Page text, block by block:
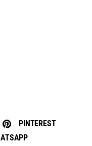
PINTEREST